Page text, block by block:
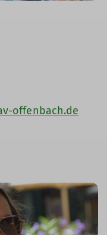
offenbach.de